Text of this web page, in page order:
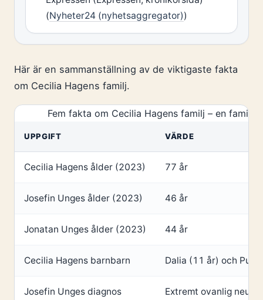
(Nyheter24 (nyhetsaggregator))
Här är en sammanställning av de viktigaste fakta
om Cecilia Hagens familj.
Fem fakta om Cecilia Hagens familj – en familj
UPPGIFT VÄRDE
Cecilia Hagens ålder (2023) 77 år
Josefin Unges ålder (2023) 46 år
Jonatan Unges ålder (2023) 44 år
Cecilia Hagens barnbarn Dalia (11 år) och
Josefin Unges diagnos Extremt ovanlig